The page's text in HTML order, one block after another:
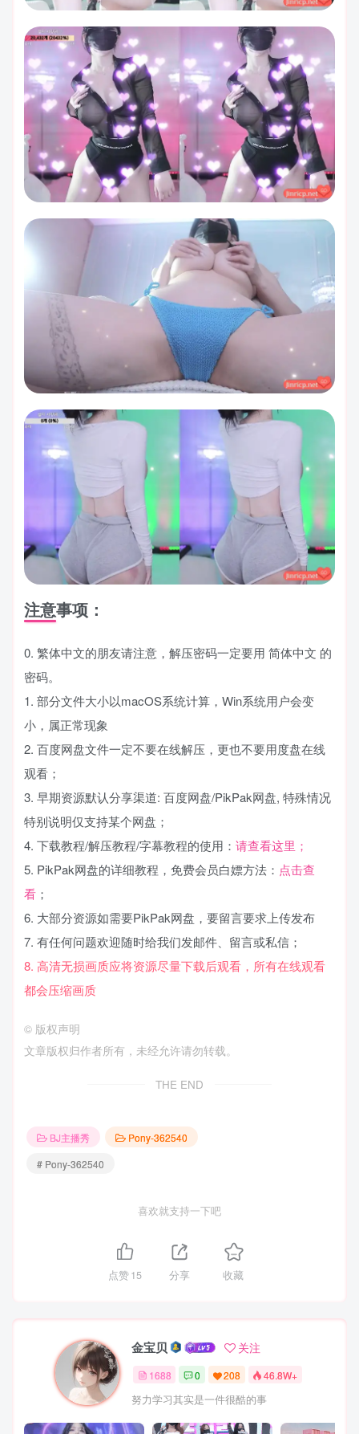
注意事项：
0. 繁体中文的朋友请注意，解压密码一定要用 简体中文 的
密码。
1. 部分文件大小以macOS系统计算，Win系统用户会变
小，属正常现象
2. 百度网盘文件一定不要在线解压，更也不要用度盘在线
观看；
3. 早期资源默认分享渠道: 百度网盘/PikPak网盘, 特殊情况
特别说明仅支持某个网盘；
4. 下载教程/解压教程/字幕教程的使用： 请查看这里；
5. PikPak网盘的详细教程，免费会员白嫖方法： 点击查
看 ；
6. 大部分资源如需要PikPak网盘，要留言要求上传发布
7. 有任何问题欢迎随时给我们发邮件、留言或私信；
8. 高清无损画质应将资源尽量下载后观看，所有在线观看
都会压缩画质
© 版权声明
文章版权归作者所有，未经允许请勿转载。
THE END
BJ主播秀
Pony-362540
# Pony-362540
喜欢就支持一下吧
点赞15 分享 收藏
金宝贝 关注
1688 0 208 46.8W+
努力学习其实是一件很酷的事